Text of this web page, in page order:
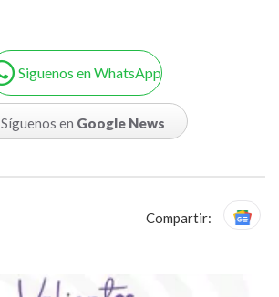
Siguenos en WhatsApp
Síguenos en Google News
Compartir: